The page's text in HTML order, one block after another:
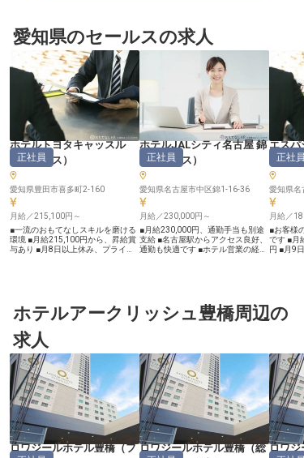
愛知県のセールスの求人
ホテルトヨタキャッスル
（セールス ）
正社員
愛知県豊田市喜多町2-160
月給／215,100円～
■一流のおもてなしスキルを磨ける
環境 ■月給215,100円から、昇給賞
与あり ■月8日以上休み、プライベ
お仕事です。 お電話やメール、直
接お越しになるお客様との丁寧な対
い、心温まるおもてなしを形にして
いきます。 一つひとつの手配がお
客様の笑顔に繋がる喜びを感じなが
ら、一流の接客スキルを実践で身に
つけ、お客様の記憶に残る素晴らし
い一日を共に創り上げていきましょ
う。 ーー【あなたの成長を支え
る、充実した職場環境】 当施設で
は、お客様へのおもてなしの心を大
切にしながら、働くスタッフ一人ひ
とりの成長も応援しています。 宴
会予約業務を通じて、多岐にわたる
業務に携わることで、着実にスキル
ホテルJALシティ名古屋 錦
（セールス ）
正社員
愛知県名古屋市中区錦1-16-36
月給／230,000円～
■月給230,000円、通勤手当も別途
支給 ■名古屋駅からアクセス良好、
通勤も快適です ■ホテル営業の経験
最高の滞在を提案するお仕事です。
国内エージェントや法人のお客様と
で、お客様の心に残る体験を創造す
る喜びを感じられるでしょう。 あ
なたの提案が、お客様の笑顔に繋が
ります。 ーー【働きやすさと成長
を支える環境】 月給230,000円に加
え、通勤手当も支給され、安定した
生活をサポートします。 年間休日
110日、月平均残業10時間程度と、
プライベートも大切にできる環境で
す。社会保険完備はもちろん、有給
休暇や育児休暇も取得可能。 名古
エスパ
ル（セ
正社員
愛知県名
月給／
■お客様
です ■月
円 ■月9
演出す
宴会セー
で、お客
いをお願
感動を間
のある
タリテ
ませんか。 ーー【成長を支え
実した環
テルで
して長く
を整えて
ちろんの
ホテルアークリッシュ豊橋周辺の
求人
ロワジールホテル豊橋（フ ロワジールホテル豊橋（総 ロワジ